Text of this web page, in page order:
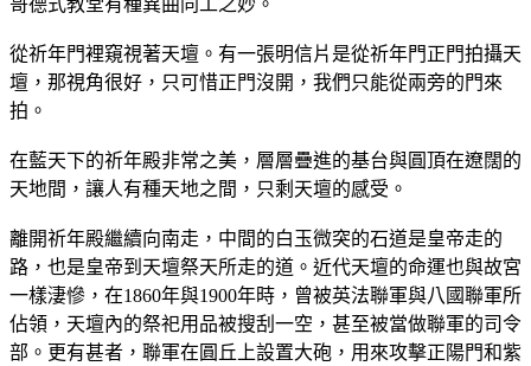
從祈年門裡窺視著天壇。有一張明信片是從祈年門正門拍攝天
壇，那視角很好，只可惜正門沒開，我們只能從兩旁的門來
拍。
在藍天下的祈年殿非常之美，層層疊進的基台與圓頂在遼闊的
天地間，讓人有種天地之間，只剩天壇的感受。
離開祈年殿繼續向南走，中間的白玉微突的石道是皇帝走的
路，也是皇帝到天壇祭天所走的道。近代天壇的命運也與故宮
一樣淒慘，在1860年與1900年時，曾被英法聯軍與八國聯軍所
佔領，天壇內的祭祀用品被搜刮一空，甚至被當做聯軍的司令
部。更有甚者，聯軍在圓丘上設置大砲，用來攻擊正陽門和紫